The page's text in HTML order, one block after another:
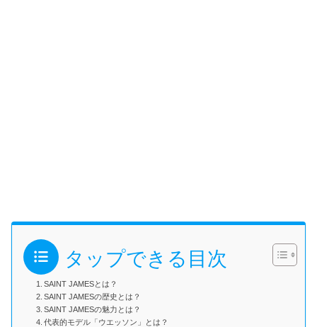
タップできる目次
SAINT JAMESとは？
SAINT JAMESの歴史とは？
SAINT JAMESの魅力とは？
代表的モデル「ウエッソン」とは？